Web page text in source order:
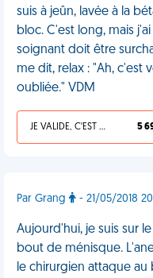
suis à jeûn, lavée à la
bloc. C'est long, mais
soignant doit être
me dit, relax : "Ah,
oubliée." VDM
JE VALIDE, C'EST UNE VDM 5
Par Grang - 21/05/2018
Aujourd'hui, je suis sur
bout de ménisque.
le chirurgien attaque